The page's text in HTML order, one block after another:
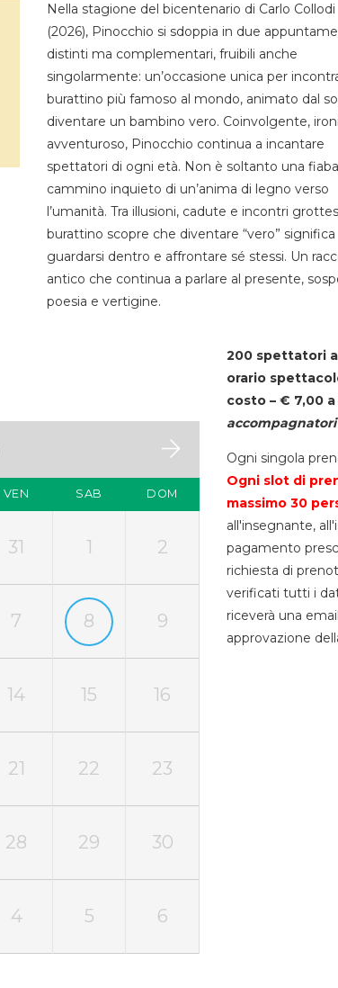
Nella stagione del bicentenario di Carlo Collodi
(2026), Pinocchio si sdoppia in due
distinti ma complementari, fruibili anche
singolarmente: un’occasione unica per
burattino più famoso al mondo, animato dal
diventare un bambino vero. Coinvolgente,
avventuroso, Pinocchio continua a incantare
spettatori di ogni età. Non è soltanto una
cammino inquieto di un’anima di legno verso
l’umanità. Tra illusioni, cadute e incontri
burattino scopre che diventare “vero” significa
guardarsi dentro e affrontare sé stessi. Un
antico che continua a parlare al presente,
poesia e vertigine.
VEN SAB DOM
31 1 2
7 8 9
14 15 16
21 22 23
28 29 30
4 5 6
200 spettatori
orario
costo – € 7,00
Ogni singola
Ogni slot di
massimo 30
all'insegnante,
pagamento
richiesta di
verificati tutti i
riceverà una
approvazione